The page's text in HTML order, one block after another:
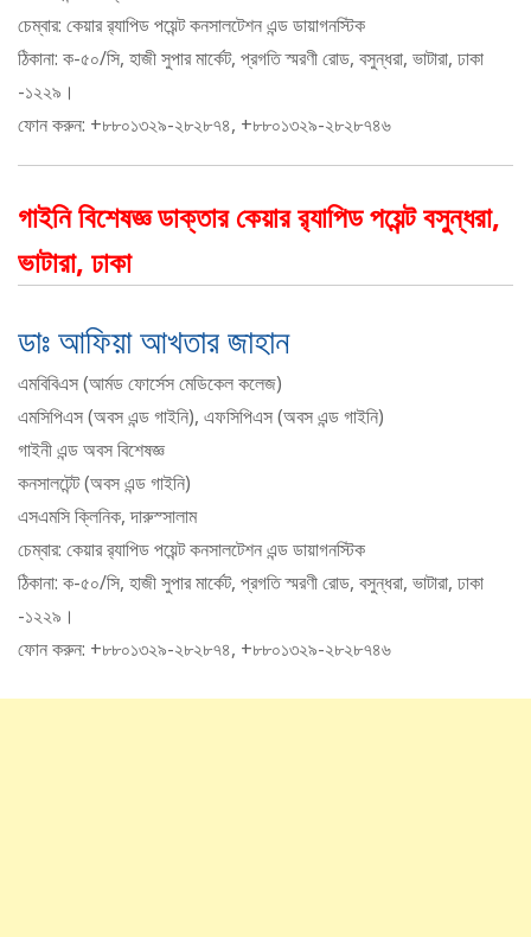
চেম্বার: কেয়ার র‍্যাপিড পয়েন্ট কনসালটেশন এন্ড ডায়াগনস্টিক
ঠিকানা: ক-৫০/সি, হাজী সুপার মার্কেট, প্রগতি স্মরণী রোড, বসুন্ধরা, ভাটারা, ঢাকা
-১২২৯।
ফোন করুন: +৮৮০১৩২৯-২৮২৮৭৪, +৮৮০১৩২৯-২৮২৮৭৪৬
গাইনি বিশেষজ্ঞ ডাক্তার কেয়ার র‌্যাপিড পয়েন্ট বসুন্ধরা,
ভাটারা, ঢাকা
ডাঃ আফিয়া আখতার জাহান
এমবিবিএস (আর্মড ফোর্সেস মেডিকেল কলেজ)
এমসিপিএস (অবস এন্ড গাইনি), এফসিপিএস (অবস এন্ড গাইনি)
গাইনী এন্ড অবস বিশেষজ্ঞ
কনসালটেন্ট (অবস এন্ড গাইনি)
এসএমসি ক্লিনিক, দারুস্সালাম
চেম্বার: কেয়ার র‍্যাপিড পয়েন্ট কনসালটেশন এন্ড ডায়াগনস্টিক
ঠিকানা: ক-৫০/সি, হাজী সুপার মার্কেট, প্রগতি স্মরণী রোড, বসুন্ধরা, ভাটারা, ঢাকা
-১২২৯।
ফোন করুন: +৮৮০১৩২৯-২৮২৮৭৪, +৮৮০১৩২৯-২৮২৮৭৪৬